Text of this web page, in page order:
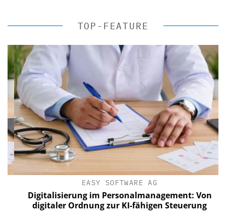
TOP-FEATURE
EASY SOFTWARE AG
Digitalisierung im Personalmanagement: Von
digitaler Ordnung zur KI-fähigen Steuerung